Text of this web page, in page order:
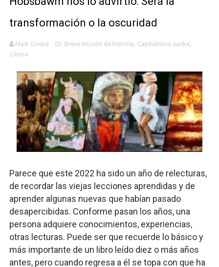
Mario: La epopeya del fontanero - Parte II
Mario: La epopeya del fontanero - Parte I
Pequeña Filmoteca Antifascista
transformación o la oscuridad
Maik Civeira Breve lección de historia, Capitalismo sucks,
Libros
Parece que este 2022 ha sido un año de relecturas,
de recordar las viejas lecciones aprendidas y de
aprender algunas nuevas que habían pasado
desapercibidas. Conforme pasan los años, una
persona adquiere conocimientos, experiencias,
otras lecturas. Puede ser que recuerde lo básico y
más importante de un libro leído diez o más años
antes, pero cuando regresa a él se topa con que ha